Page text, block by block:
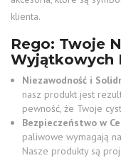
klienta.
Rego: Twoje
Wyjątkowych
Niezawodność i
nasz produkt jest
pewność, że Twoje
Bezpieczeństwo w
paliwowe wymagają
Nasze produkty są